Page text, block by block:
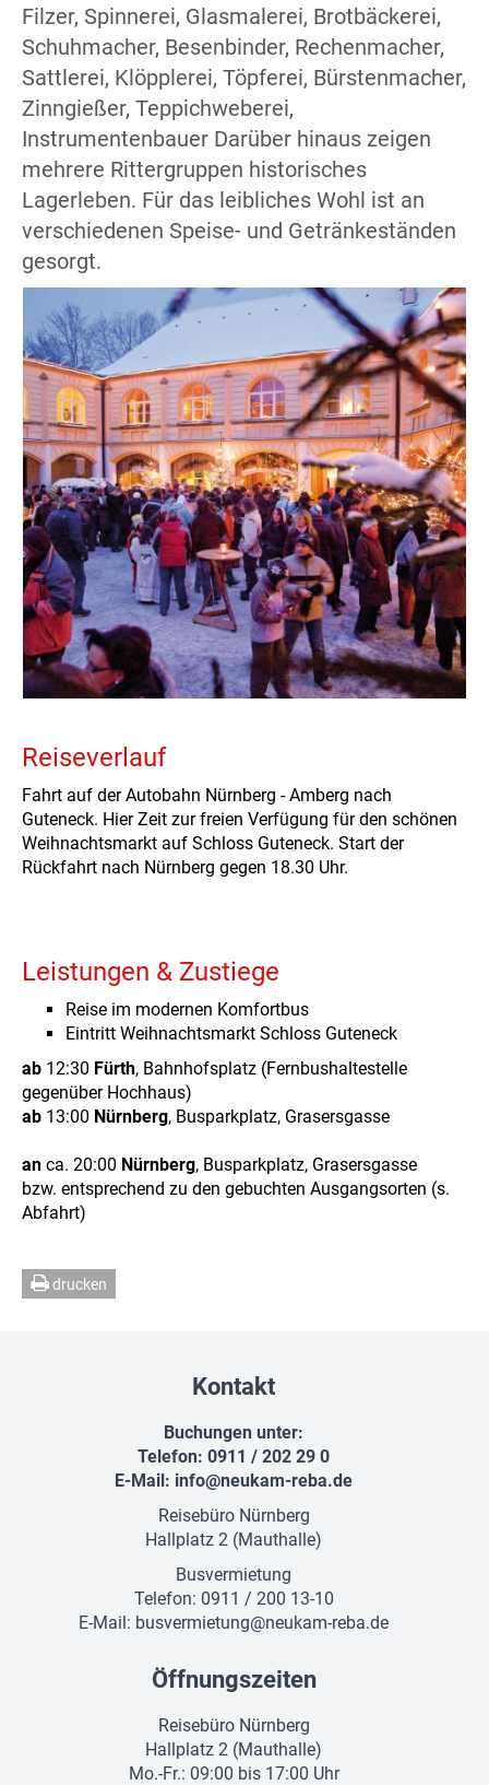
Filzer, Spinnerei, Glasmalerei, Brotbäckerei,
Schuhmacher, Besenbinder, Rechenmacher,
Sattlerei, Klöpplerei, Töpferei, Bürstenmacher,
Zinngießer, Teppichweberei,
Instrumentenbauer Darüber hinaus zeigen
mehrere Rittergruppen historisches
Lagerleben. Für das leibliches Wohl ist an
verschiedenen Speise- und Getränkeständen
gesorgt.
Reiseverlauf
Fahrt auf der Autobahn Nürnberg - Amberg nach
Guteneck. Hier Zeit zur freien Verfügung für den schönen
Weihnachtsmarkt auf Schloss Guteneck. Start der
Rückfahrt nach Nürnberg gegen 18.30 Uhr.
Leistungen & Zustiege
Reise im modernen Komfortbus
Eintritt Weihnachtsmarkt Schloss Guteneck
ab 12:30 Fürth, Bahnhofsplatz (Fernbushaltestelle
gegenüber Hochhaus)
ab 13:00 Nürnberg, Busparkplatz, Grasersgasse
an ca. 20:00 Nürnberg, Busparkplatz, Grasersgasse
bzw. entsprechend zu den gebuchten Ausgangsorten (s.
Abfahrt)
drucken
Kontakt
Buchungen unter:
Telefon: 0911 / 202 29 0
E-Mail: info@neukam-reba.de
Reisebüro Nürnberg
Hallplatz 2 (Mauthalle)
Busvermietung
Telefon: 0911 / 200 13-10
E-Mail: busvermietung@neukam-reba.de
Öffnungszeiten
Reisebüro Nürnberg
Hallplatz 2 (Mauthalle)
Mo.-Fr.: 09:00 bis 17:00 Uhr